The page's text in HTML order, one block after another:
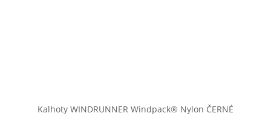
Kalhoty WINDRUNNER Windpack® Nylon ČERNÉ